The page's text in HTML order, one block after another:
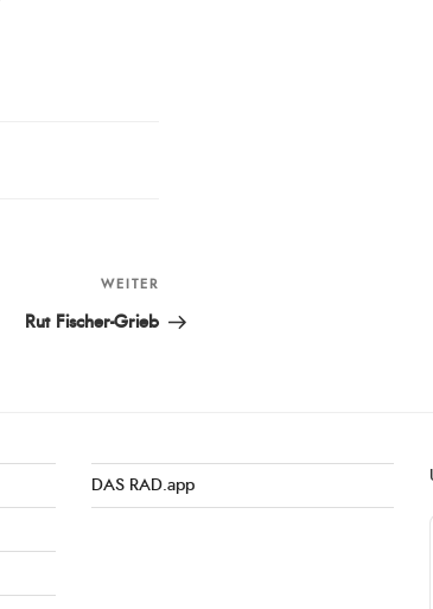
Beitrag
WEITER
Rut Fischer-Grieb
DAS RAD.app